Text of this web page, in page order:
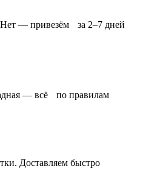
— привезём за 2–7 дней
— всё по правилам
Доставляем быстро